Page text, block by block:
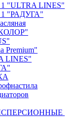
1 "ULTRA LINES"
1 "РАДУГА"
Premium"
LINES"